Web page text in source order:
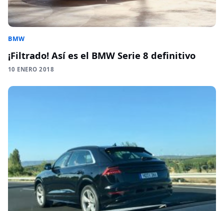
BMW
¡Filtrado! Así es el BMW Serie 8 definitivo
10 ENERO 2018